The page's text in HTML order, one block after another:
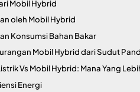
Mobil Hybrid
oleh Mobil Hybrid
Konsumsi Bahan Bakar
Mobil Hybrid dari Sudut
Vs Mobil Hybrid: Mana Yang
Energi